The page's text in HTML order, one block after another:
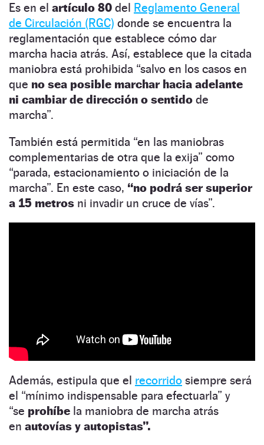
Es en el artículo 80 del Reglamento General
de Circulación (RGC) donde se encuentra la
reglamentación que establece cómo dar
marcha hacia atrás. Así, establece que la citada
maniobra está prohibida “salvo en los casos en
que no sea posible marchar hacia adelante
ni cambiar de dirección o sentido de
marcha”.
También está permitida “en las maniobras
complementarias de otra que la exija” como
“parada, estacionamiento o iniciación de la
marcha”. En este caso, “no podrá ser superior
a 15 metros ni invadir un cruce de vías”.
Además, estipula que el recorrido siempre será
el “mínimo indispensable para efectuarla” y
“se prohíbe la maniobra de marcha atrás
en autovías y autopistas”.